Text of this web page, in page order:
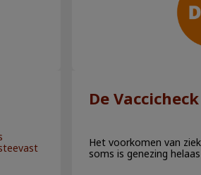
De Vaccicheck
Het voorkomen van
soms is genezing